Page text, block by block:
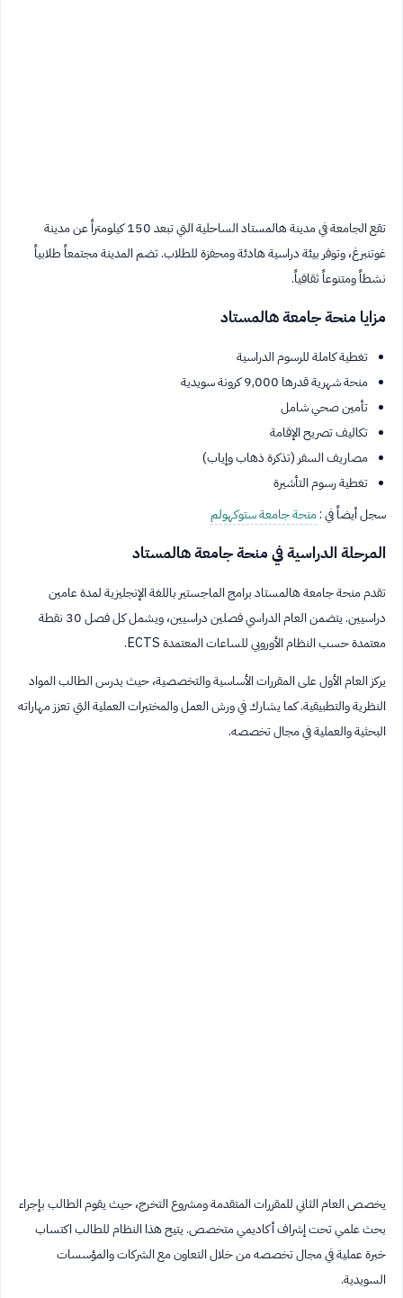
تقع الجامعة في مدينة هالمستاد الساحلية التي تبعد 150 كيلومتراً عن مدينة
غوتنبرغ، وتوفر بيئة دراسية هادئة ومحفزة للطلاب. تضم المدينة مجتمعاً طلابياً
نشطاً ومتنوعاً ثقافياً.
مزايا منحة جامعة هالمستاد
تغطية كاملة للرسوم الدراسية
منحة شهرية قدرها 9,000 كرونة سويدية
تأمين صحي شامل
تكاليف تصريح الإقامة
مصاريف السفر (تذكرة ذهاب وإياب)
تغطية رسوم التأشيرة
سجل أيضاً في :منحة جامعة ستوكهولم
المرحلة الدراسية في منحة جامعة هالمستاد
تقدم منحة جامعة هالمستاد برامج الماجستير باللغة الإنجليزية لمدة عامين
دراسيين. يتضمن العام الدراسي فصلين دراسيين، ويشمل كل فصل 30 نقطة
معتمدة حسب النظام الأوروبي للساعات المعتمدة ECTS.
يركز العام الأول على المقررات الأساسية والتخصصية، حيث يدرس الطالب المواد
النظرية والتطبيقية. كما يشارك في ورش العمل والمختبرات العملية التي تعزز مهاراته
البحثية والعملية في مجال تخصصه.
يخصص العام الثاني للمقررات المتقدمة ومشروع التخرج، حيث يقوم الطالب بإجراء
بحث علمي تحت إشراف أكاديمي متخصص. يتيح هذا النظام للطالب اكتساب
خبرة عملية في مجال تخصصه من خلال التعاون مع الشركات والمؤسسات
السويدية.